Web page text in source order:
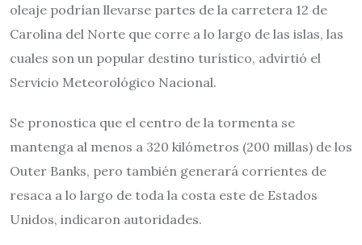
oleaje podrían llevarse partes de la carretera 12 de
Carolina del Norte que corre a lo largo de las islas, las
cuales son un popular destino turístico, advirtió el
Servicio Meteorológico Nacional.
Se pronostica que el centro de la tormenta se
mantenga al menos a 320 kilómetros (200 millas) de los
Outer Banks, pero también generará corrientes de
resaca a lo largo de toda la costa este de Estados
Unidos, indicaron autoridades.